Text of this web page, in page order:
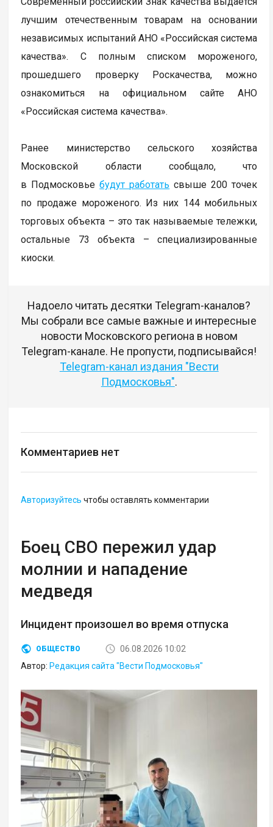
лучшим отечественным товарам на основании
независимых испытаний АНО «Российская система
качества». С полным списком мороженого,
прошедшего проверку Роскачества, можно
ознакомиться на официальном сайте АНО
«Российская система качества».
Ранее министерство сельского хозяйства
Московской области сообщало, что
в Подмосковьебудут работать свыше 200 точек
по продаже мороженого. Из них 144 мобильных
торговых объекта – это так называемые тележки,
остальные 73 объекта – специализированные
киоски.
Надоело читать десятки Telegram-каналов?
Мы собрали все самые важные и интересные
новости Московского региона в новом
Telegram-канале. Не пропусти, подписывайся!
Telegram-канал издания "Вести
Подмосковья".
Комментариев нет
Авторизуйтесь чтобы оставлять комментарии
Боец СВО пережил удар
молнии и нападение
медведя
Инцидент произошел во время отпуска
ОБЩЕСТВО
06.08.2026 10:02
Автор: Редакция сайта "Вести Подмосковья"